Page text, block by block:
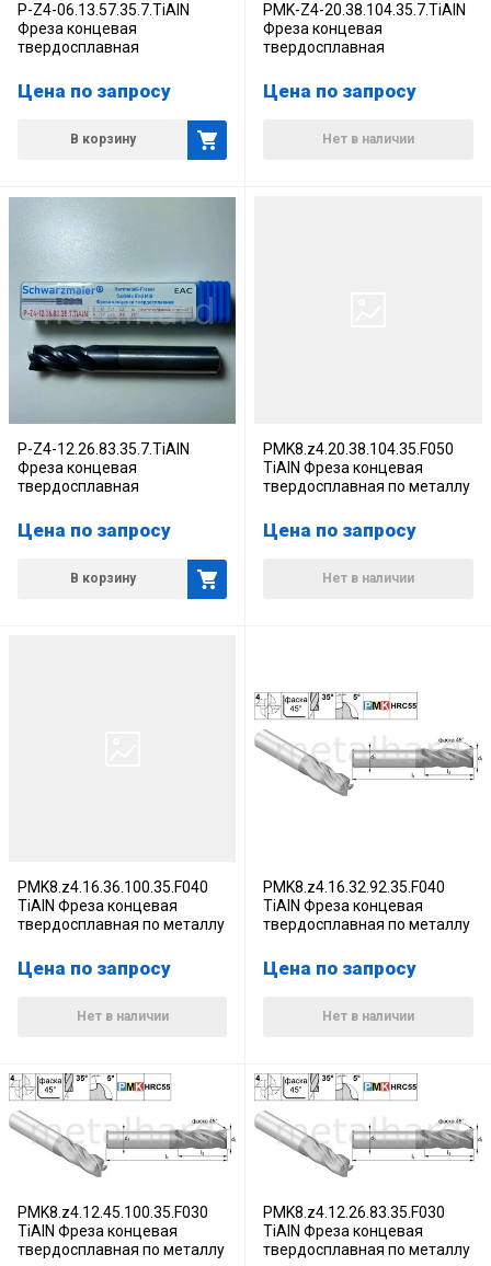
P-Z4-06.13.57.35.7.TiAlN
Фреза концевая
твердосплавная
Цена по запросу
В корзину
PMK-Z4-20.38.104.35.7.TiAlN
Фреза концевая
твердосплавная
Цена по запросу
Нет в наличии
P-Z4-12.26.83.35.7.TiAlN
Фреза концевая
твердосплавная
Цена по запросу
В корзину
PMK8.z4.20.38.104.35.F050
TiAlN Фреза концевая
твердосплавная по металлу
Цена по запросу
Нет в наличии
PMK8.z4.16.36.100.35.F040
TiAlN Фреза концевая
твердосплавная по металлу
Цена по запросу
Нет в наличии
PMK8.z4.16.32.92.35.F040
TiAlN Фреза концевая
твердосплавная по металлу
Цена по запросу
Нет в наличии
PMK8.z4.12.45.100.35.F030
TiAlN Фреза концевая
твердосплавная по металлу
PMK8.z4.12.26.83.35.F030
TiAlN Фреза концевая
твердосплавная по металлу